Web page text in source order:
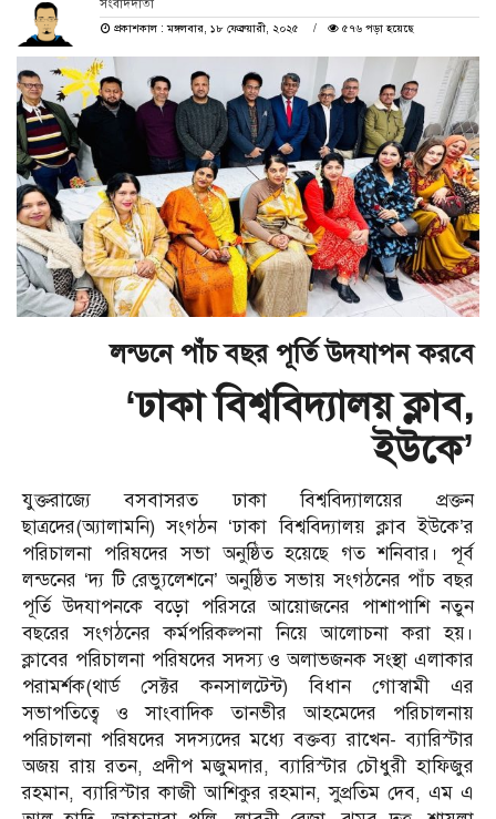
সংবাদদাতা
প্রকাশকাল : মঙ্গলবার, ১৮ ফেব্রুয়ারী, ২০২৫
৫৭৬ পড়া হয়েছে
লন্ডনে পাঁচ বছর পূর্তি উদযাপন করবে
‘ঢাকা বিশ্ববিদ্যালয় ক্লাব,
ইউকে’
যুক্তরাজ্যে বসবাসরত ঢাকা বিশ্ববিদ্যালয়ের প্রক্তন
ছাত্রদের(অ্যালামনি) সংগঠন ‘ঢাকা বিশ্ববিদ্যালয় ক্লাব ইউকে’র
পরিচালনা পরিষদের সভা অনুষ্ঠিত হয়েছে গত শনিবার। পূর্ব
লন্ডনের ‘দ্য টি রেভ্যুলেশনে’ অনুষ্ঠিত সভায় সংগঠনের পাঁচ বছর
পূর্তি উদযাপনকে বড়ো পরিসরে আয়োজনের পাশাপাশি নতুন
বছরের সংগঠনের কর্মপরিকল্পনা নিয়ে আলোচনা করা হয়।
ক্লাবের পরিচালনা পরিষদের সদস্য ও অলাভজনক সংস্থা এলাকার
পরামর্শক(থার্ড সেক্টর কনসালটেন্ট) বিধান গোস্বামী এর
সভাপতিত্বে ও সাংবাদিক তানভীর আহমেদের পরিচালনায়
পরিচালনা পরিষদের সদস্যদের মধ্যে বক্তব্য রাখেন- ব্যারিস্টার
অজয় রায় রতন, প্রদীপ মজুমদার, ব্যারিস্টার চৌধুরী হাফিজুর
রহমান, ব্যারিস্টার কাজী আশিকুর রহমান, সুপ্রতিম দেব, এম এ